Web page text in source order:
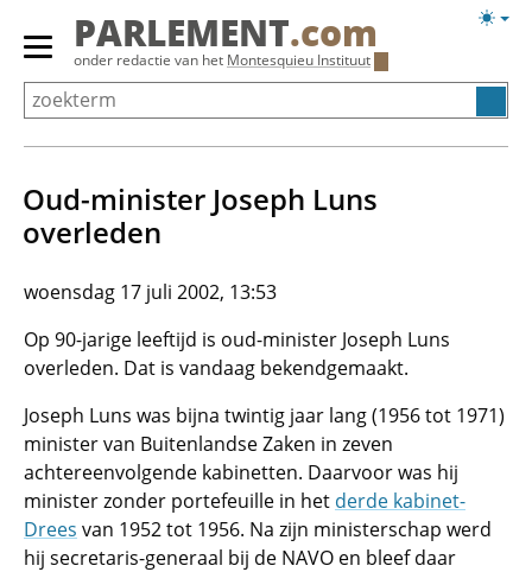
Overslaan
Primair
menu
tonen/verbergen
PARLEMENT.com
onder redactie van het Montesquieu Instituut
Oud-minister Joseph Luns
overleden
woensdag 17 juli 2002, 13:53
Op 90-jarige leeftijd is oud-minister Joseph Luns
overleden. Dat is vandaag bekendgemaakt.
Joseph Luns was bijna twintig jaar lang (1956 tot 1971)
minister van Buitenlandse Zaken in zeven
achtereenvolgende kabinetten. Daarvoor was hij
minister zonder portefeuille in het derde kabinet-
Drees van 1952 tot 1956. Na zijn ministerschap werd
hij secretaris-generaal bij de NAVO en bleef daar